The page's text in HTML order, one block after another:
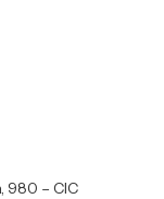
980 – CIC